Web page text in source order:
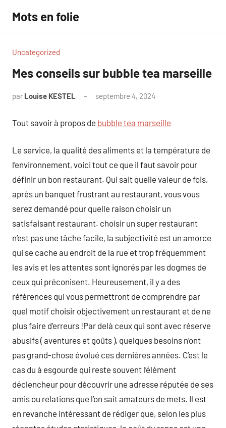
contenu
Mots en folie
Uncategorized
Mes conseils sur bubble tea marseille
par Louise KESTEL septembre 4, 2024
Tout savoir à propos de bubble tea marseille
Le service, la qualité des aliments et la température de
l’environnement, voici tout ce que il faut savoir pour
définir un bon restaurant. Qui sait quelle valeur de fois,
après un banquet frustrant au restaurant, vous vous
serez demandé pour quelle raison choisir un
satisfaisant restaurant. choisir un super restaurant
n’est pas une tâche facile, la subjectivité est un amorce
qui se cache au endroit de la rue et trop fréquemment
les avis et les attentes sont ignorés par les dogmes de
ceux qui préconisent. Heureusement, il y a des
références qui vous permettront de comprendre par
quel motif choisir objectivement un restaurant et de ne
plus faire d’erreurs !Par delà ceux qui sont avec réserve
abusifs ( aventures et goûts ), quelques besoins n’ont
pas grand-chose évolué ces dernières années. C’est le
cas du à esgourde qui reste souvent l’élément
déclencheur pour découvrir une adresse réputée de ses
amis ou relations que l’on sait amateurs de mets. Il est
en revanche intéressant de rédiger que, selon les plus